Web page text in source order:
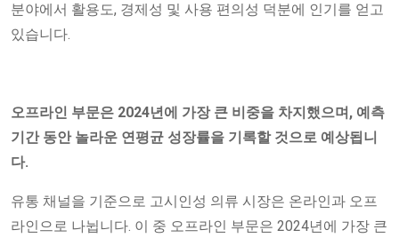
분야에서 활용도, 경제성 및 사용 편의성 덕분에 인기를 얻고
있습니다.
오프라인 부문은 2024년에 가장 큰 비중을 차지했으며, 예측
기간 동안 놀라운 연평균 성장률을 기록할 것으로 예상됩니
다.
유통 채널을 기준으로 고시인성 의류 시장은 온라인과 오프
라인으로 나뉩니다. 이 중 오프라인 부문은 2024년에 가장 큰